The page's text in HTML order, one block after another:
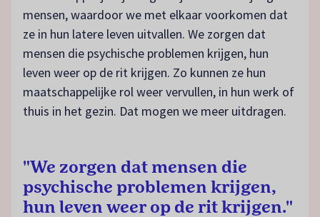
mensen, waardoor we met elkaar voorkomen dat
ze in hun latere leven uitvallen. We zorgen dat
mensen die psychische problemen krijgen, hun
leven weer op de rit krijgen. Zo kunnen ze hun
maatschappelijke rol weer vervullen, in hun werk of
thuis in het gezin. Dat mogen we meer uitdragen.
"We zorgen dat mensen die
psychische problemen krijgen,
hun leven weer op de rit krijgen."